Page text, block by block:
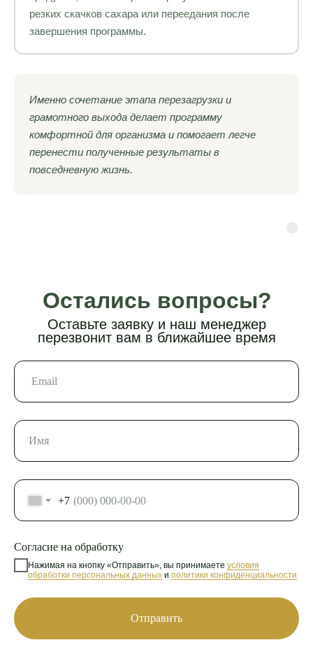
резких скачков сахара или переедания после
завершения программы.
Именно сочетание этапа перезагрузки и
грамотного выхода делает программу
комфортной для организма и помогает легче
перенести полученные результаты в
повседневную жизнь.
+7
Согласие на обработку
Нажимая на кнопку «Отправить», вы принимаете условия
обработки персональных данных и политики конфиденциальности
Отправить